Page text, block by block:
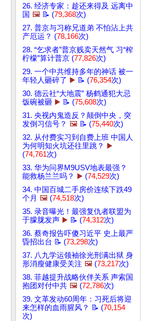
26. 经济专家：趁还来得及 远离中
国 🖼️ 📝 (79,368次)
27. 普京与习称兄道弟 不怕沾上共
产厄运？ (78,166次)
28. “乞求者”普京贱卖天然气 习“榨
柠檬”算计普京 (77,826次)
29. 一个中共维持多年的神话 被一
年轻人砸碎了 ▶️ 📝 (76,354次)
30. 德云社“大地震” 杨鹤通犯大忌
饭碗被砸 ▶️ 📝 (75,608次)
31. 央视内鬼造反？颠倒中央，突
发倒习信号？ 🖼️ 📝 (75,440次)
32. 从付费实习到自费上班 中国人
为何明知火坑还往里跳？
▶️
(74,761次)
33. 华为问界M9USV地表最强？
能救杨兰兰吗？
▶️ (74,529次)
34. 中国百城二手房价连续下跌49
个月 🖼️ (74,518次)
35. 录音曝光！最强复仇者联盟为
于朦胧发声 ▶️ 📝 (74,312次)
36. 蔡奇报告吓傻习近平 史上最严
昏招出台 📝 (73,298次)
37. 八九学运领袖徐光刑满出狱 身
形消瘦健康受关注 🖼️ (73,217次)
38. 菲越提升战略伙伴关系 声索国
抱团对付中共 🖼️ (72,786次)
39. 文革发动60周年：习死后将迎
来怎样的血雨腥风？ 📝 (70,154
次)